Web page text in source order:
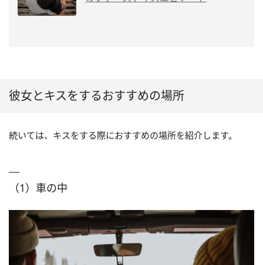
彼女とキスをするおすすめの場所
続いては、キスをする際におすすめの場所を紹介します。
（1）車の中